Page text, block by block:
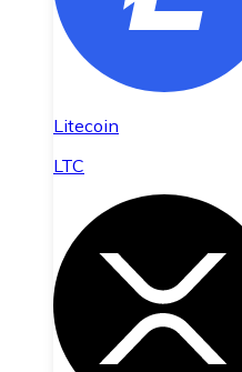
Litecoin
LTC